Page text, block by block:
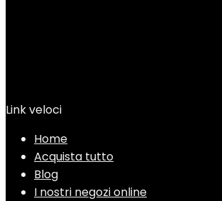
Link veloci
Home
Acquista tutto
Blog
I nostri negozi online